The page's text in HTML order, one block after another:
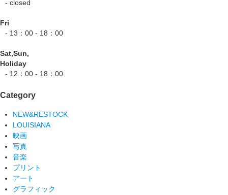
- closed
Fri
- 13：00 - 18：00
Sat,Sun,
Holiday
- 12：00 - 18：00
Category
NEW&RESTOCK
LOUISIANA
映画
写真
音楽
プリント
アート
グラフィック